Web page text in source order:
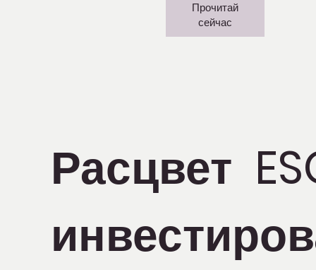
Прочитай
сейчас
Расцвет